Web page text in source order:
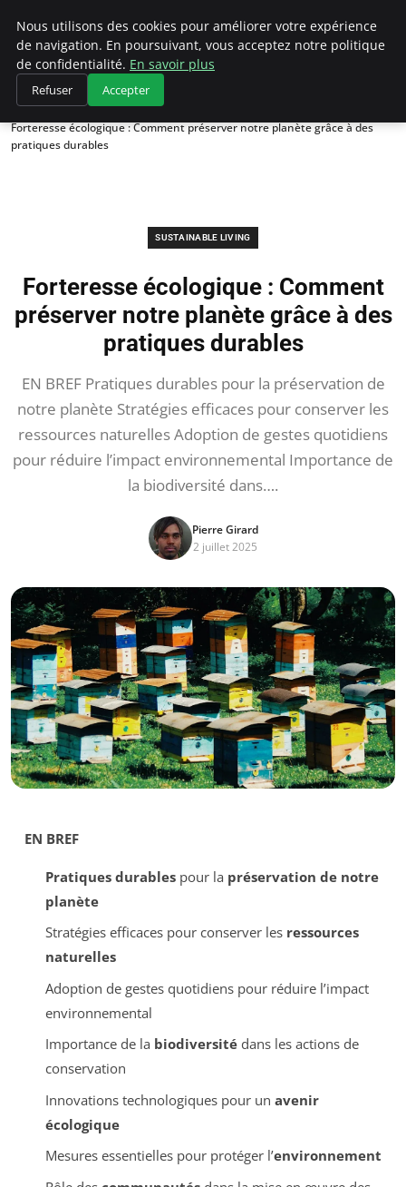
Climategatecountryclub.com
Accueil
Sustainable Living
Forteresse écologique : Comment préserver notre planète grâce à des
pratiques durables
SUSTAINABLE LIVING
Forteresse écologique : Comment
préserver notre planète grâce à des
pratiques durables
EN BREF Pratiques durables pour la préservation de
notre planète Stratégies efficaces pour conserver les
ressources naturelles Adoption de gestes quotidiens
pour réduire l’impact environnemental Importance de
la biodiversité dans….
Pierre Girard
2 juillet 2025
EN BREF
Pratiques durablespour la préservation de notre
planète
Stratégies efficaces pour conserver les ressources
naturelles
Adoption de gestes quotidiens pour réduire l’impact
environnemental
Importance de la biodiversitédans les actions de
conservation
Innovations technologiques pour un avenir
écologique
Mesures essentielles pour protéger l’environnement
Nous utilisons des cookies pour améliorer votre expérience
de navigation. En poursuivant, vous acceptez notre politique
de confidentialité. En savoir plus
Refuser Accepter